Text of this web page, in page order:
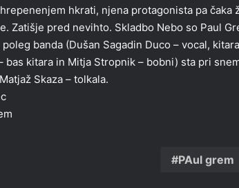
hkrati, njena protagonista pa
Zatišje pred nevihto. Skladbo Nebo so Paul
banda (Dušan Sagadin Duco – vocal,
bas kitara in Mitja Stropnik – bobni) sta pri
Skaza – tolkala.
PAul grem